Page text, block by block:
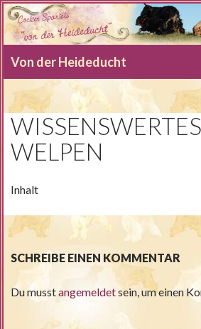
Von der Heideducht
ZUM
INHALT
WELPEN
Inhalt
SCHREIBE EINEN KOMMENTAR
Du musstangemeldetsein, um einen